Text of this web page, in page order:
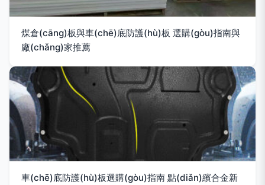
煤倉(cāng)板與車(chē)底防護(hù)板 選購(gòu)指南與
廠(chǎng)家推薦
車(chē)底防護(hù)板選購(gòu)指南 點(diǎn)繽合金新